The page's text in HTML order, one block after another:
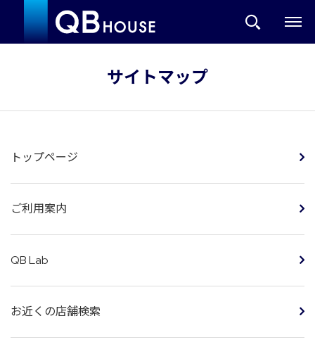
サイトマップ
トップページ
ご利用案内
QB Lab
お近くの店舗検索